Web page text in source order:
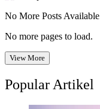
No More Posts
No more pages to load.
View More
Popular Artikel